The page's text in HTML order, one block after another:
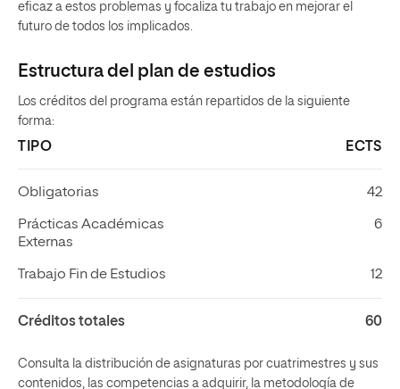
eficaz a estos problemas y focaliza tu trabajo en mejorar el
futuro de todos los implicados.
Estructura del plan de estudios
Los créditos del programa están repartidos de la siguiente
forma:
TIPO ECTS
Obligatorias 42
Prácticas Académicas
Externas
6
Trabajo Fin de Estudios 12
Créditos totales 60
Consulta la distribución de asignaturas por cuatrimestres y sus
contenidos, las competencias a adquirir, la metodología de